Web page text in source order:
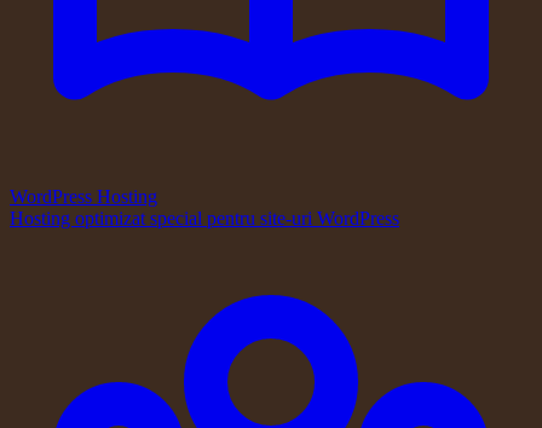
WordPress Hosting
Hosting optimizat special pentru site-uri WordPress